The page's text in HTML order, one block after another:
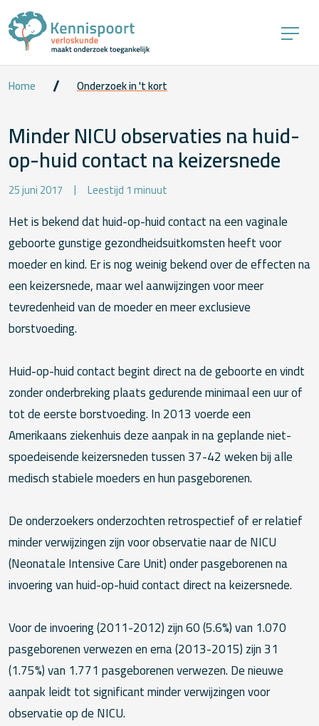
Home Onderzoek in 't kort
Minder NICU observaties na huid-
op-huid contact na keizersnede
25 juni 2017 Leestijd 1 minuut
Het is bekend dat huid-op-huid contact na een vaginale
geboorte gunstige gezondheidsuitkomsten heeft voor
moeder en kind. Er is nog weinig bekend over de effecten na
een keizersnede, maar wel aanwijzingen voor meer
tevredenheid van de moeder en meer exclusieve
borstvoeding.
Huid-op-huid contact begint direct na de geboorte en vindt
zonder onderbreking plaats gedurende minimaal een uur of
tot de eerste borstvoeding. In 2013 voerde een
Amerikaans ziekenhuis deze aanpak in na geplande niet-
spoedeisende keizersneden tussen 37-42 weken bij alle
medisch stabiele moeders en hun pasgeborenen.
De onderzoekers onderzochten retrospectief of er relatief
minder verwijzingen zijn voor observatie naar de NICU
(Neonatale Intensive Care Unit) onder pasgeborenen na
invoering van huid-op-huid contact direct na keizersnede.
Voor de invoering (2011-2012) zijn 60 (5.6%) van 1.070
pasgeborenen verwezen en erna (2013-2015) zijn 31
(1.75%) van 1.771 pasgeborenen verwezen. De nieuwe
aanpak leidt tot significant minder verwijzingen voor
observatie op de NICU.